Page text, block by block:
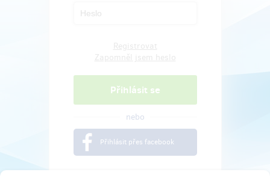
nebo
Přihlásit přes facebook